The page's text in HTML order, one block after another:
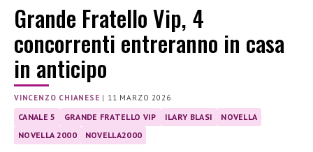
Grande Fratello Vip, 4
concorrenti entreranno in casa
in anticipo
VINCENZO CHIANESE | 11 MARZO 2026
CANALE 5 GRANDE FRATELLO VIP ILARY BLASI
NOVELLA
NOVELLA 2000
NOVELLA2000